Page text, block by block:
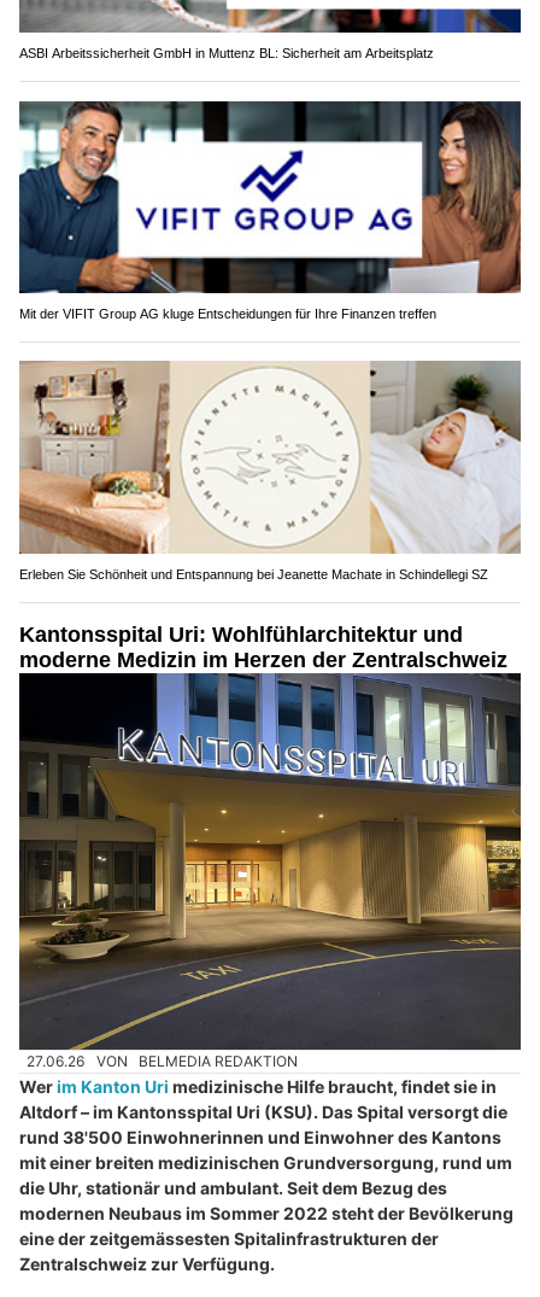
ASBI Arbeitssicherheit GmbH in Muttenz BL: Sicherheit am Arbeitsplatz
Mit der VIFIT Group AG kluge Entscheidungen für Ihre Finanzen treffen
Erleben Sie Schönheit und Entspannung bei Jeanette Machate in Schindellegi SZ
Kantonsspital Uri: Wohlfühlarchitektur und
moderne Medizin im Herzen der Zentralschweiz
27.06.26 VON BELMEDIA REDAKTION
Werim Kanton Uri medizinische Hilfe braucht, findet sie in
Altdorf – im Kantonsspital Uri (KSU). Das Spital versorgt die
rund 38'500 Einwohnerinnen und Einwohner des Kantons
mit einer breiten medizinischen Grundversorgung, rund um
die Uhr, stationär und ambulant. Seit dem Bezug des
modernen Neubaus im Sommer 2022 steht der Bevölkerung
eine der zeitgemässesten Spitalinfrastrukturen der
Zentralschweiz zur Verfügung.